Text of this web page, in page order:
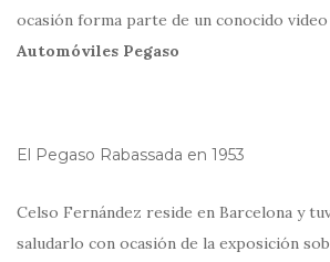
ocasión forma parte de un conocido
Automóviles Pegaso
El Pegaso Rabassada en 1953
Celso Fernández reside en Barcelona y
saludarlo con ocasión de la exposición